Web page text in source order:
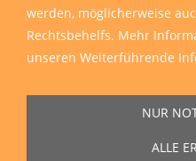
werden, möglicherweise
Rechtsbehelfs. Mehr
unseren Weiterführende
NUR
ALLE